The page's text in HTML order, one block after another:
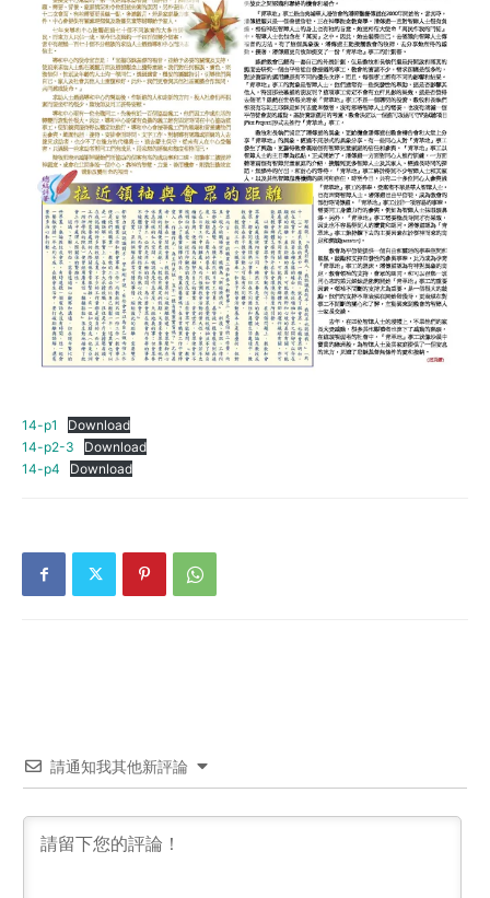
14-p1
Download
14-p2-3
Download
14-p4
Download
請通知我其他新評論